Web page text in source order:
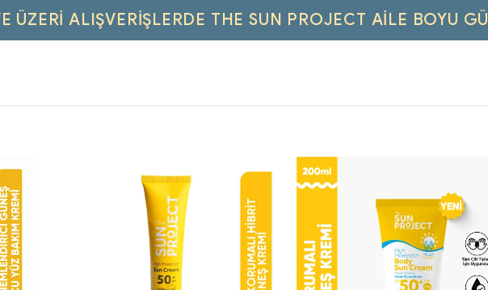
ÜZERI ALIŞVERIŞLERDE THE SUN PROJECT AILE BOYU